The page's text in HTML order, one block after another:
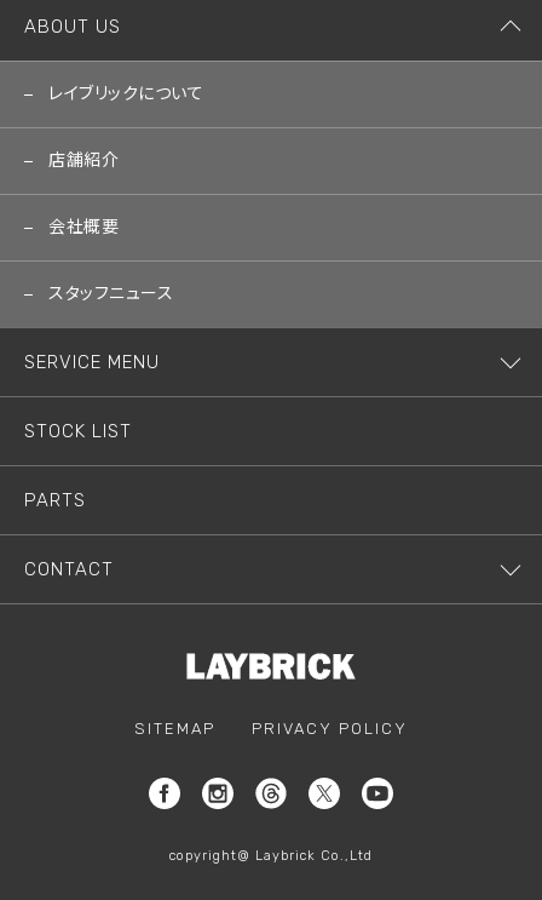
ABOUT US
レイブリックについて
店舗紹介
会社概要
スタッフニュース
SERVICE MENU
STOCK LIST
PARTS
CONTACT
SITEMAP PRIVACY POLICY
copyright@ Laybrick Co.,Ltd